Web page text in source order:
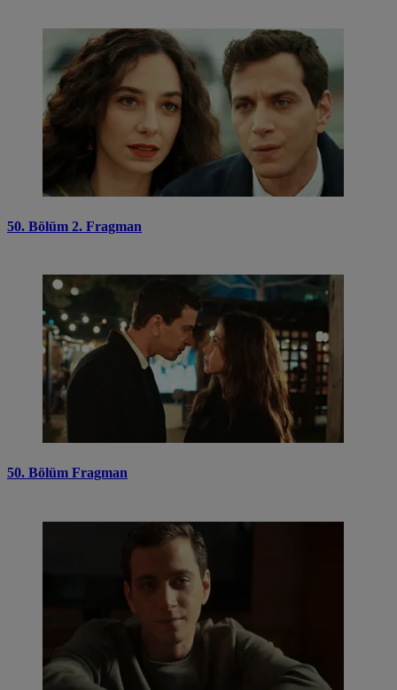
50. Bölüm 2. Fragman
50. Bölüm Fragman